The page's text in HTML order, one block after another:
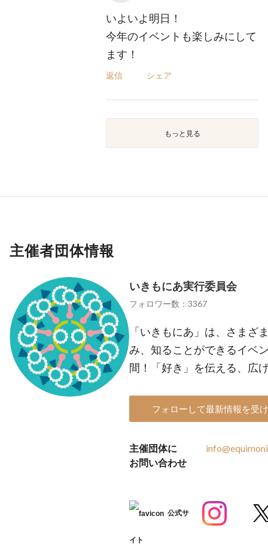
いよいよ明日！
今年のイベントも楽しみにして
ます！
返信 シェア
もっと見る
主催者団体情報
いきもにあ実行委員会
フォロワー数：3367
「いきもにあ」は、さまざ
み、知ることができるイベ
間！「好き」を伝える、広
フォローして最新情報を受
主催団体に
お問い合わせ
公式サ
イト